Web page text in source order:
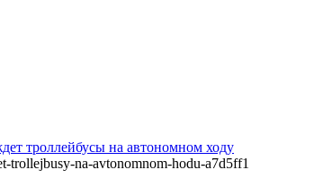
троллейбусы на автономном ходу
trollejbusy-na-avtonomnom-hodu-a7d5ff1